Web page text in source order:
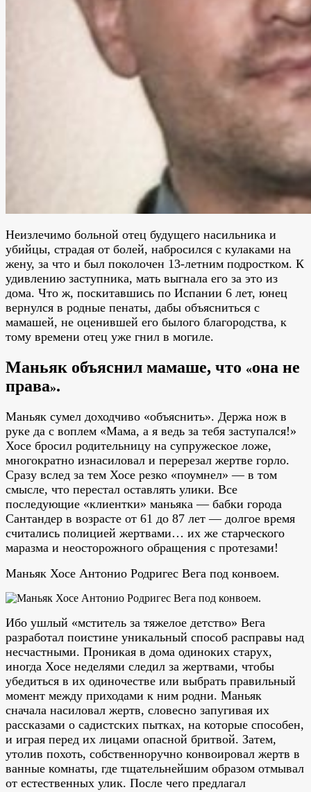
Неизлечимо больной отец будущего насильника и
убийцы, страдая от болей, набросился с кулаками на
жену, за что и был поколочен 13-летним подростком. К
удивлению заступника, мать выгнала его за это из
дома. Что ж, поскитавшись по Испании 6 лет, юнец
вернулся в родные пенаты, дабы объясниться с
мамашей, не оценившей его былого благородства, к
тому времени отец уже гнил в могиле.
Маньяк объяснил мамаше, что «она не
права».
Маньяк сумел доходчиво «объяснить». Держа нож в
руке да с воплем «Мама, а я ведь за тебя заступался!»
Хосе бросил родительницу на супружеское ложе,
многократно изнасиловал и перерезал жертве горло.
Сразу вслед за тем Хосе резко «поумнел» — в том
смысле, что перестал оставлять улики. Все
последующие «клиентки» маньяка — бабки города
Сантандер в возрасте от 61 до 87 лет — долгое время
считались полицией жертвами… их же старческого
маразма и неосторожного обращения с протезами!
Маньяк Хосе Антонио Родригес Вега под конвоем.
Ибо ушлый «мститель за тяжелое детство» Вега
разработал поистине уникальный способ расправы над
несчастными. Проникая в дома одиноких старух,
иногда Хосе неделями следил за жертвами, чтобы
убедиться в их одиночестве или выбрать правильный
момент между приходами к ним родни. Маньяк
сначала насиловал жертв, словесно запугивая их
рассказами о садистских пытках, на которые способен,
и играя перед их лицами опасной бритвой. Затем,
утолив похоть, собственноручно конвоировал жертв в
ванные комнаты, где тщательнейшим образом отмывал
от естественных улик. После чего предлагал